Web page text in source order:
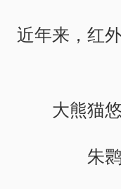
近年来，红
大熊猫
朱